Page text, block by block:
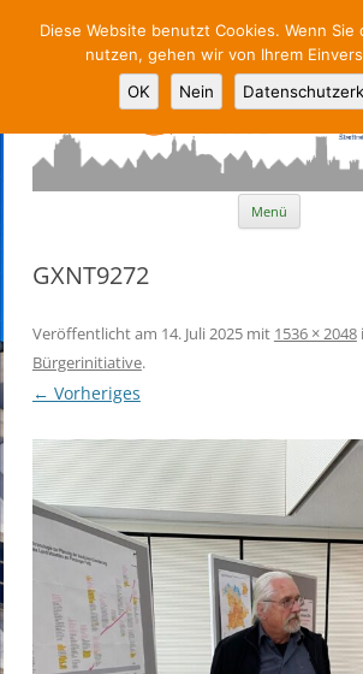
Parteiunabhängige Stadtpolitik
Menü Zum
springen
GXNT9272
Veröffentlicht am 14. Juli 2025mit 1536 × 2048
Bürgerinitiative.
← Vorheriges
Diese Website benutzt Cookies. Wenn Sie
nutzen, gehen wir von Ihrem
OK
Nein